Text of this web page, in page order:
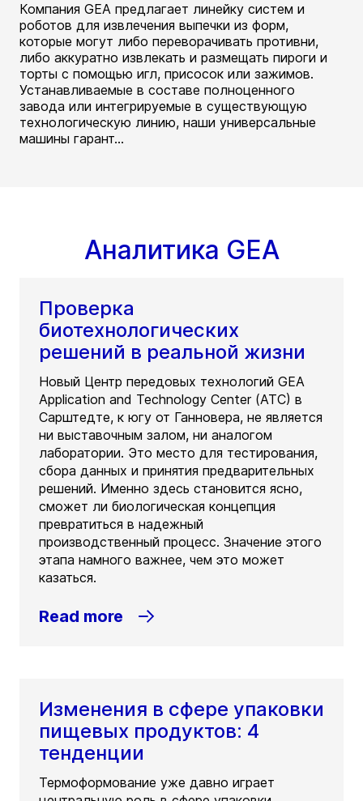
Компания GEA предлагает линейку систем и
роботов для извлечения выпечки из форм,
которые могут либо переворачивать противни,
либо аккуратно извлекать и размещать пироги и
торты с помощью игл, присосок или зажимов.
Устанавливаемые в составе полноценного
завода или интегрируемые в существующую
технологическую линию, наши универсальные
машины гарант...
Аналитика GEA
Проверка
биотехнологических
решений в реальной жизни
Новый Центр передовых технологий GEA
Application and Technology Center (ATC) в
Сарштедте, к югу от Ганновера, не является
ни выставочным залом, ни аналогом
лаборатории. Это место для тестирования,
сбора данных и принятия предварительных
решений. Именно здесь становится ясно,
сможет ли биологическая концепция
превратиться в надежный
производственный процесс. Значение этого
этапа намного важнее, чем это может
казаться.
Read more
Изменения в сфере упаковки
пищевых продуктов: 4
тенденции
Термоформование уже давно играет